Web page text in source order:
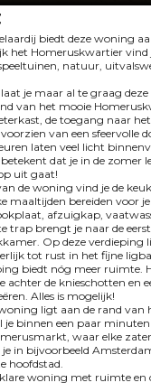
biedt deze woning
het Homeruskwartier
natuur,
laat je maar al te graag
van het mooie
de toegang naar
van een
laten veel licht
dat je in de zomer
uit gaat!
de woning vind je de
maaltijden bereiden voor
afzuigkap,
trap brengt je naar de
Op deze verdieping
tot rust in het fijne
biedt nóg meer ruimte.
de knieschotten en
Alles is mogelijk!
ligt aan de rand van
je binnen een paar
waar elke
in bijvoorbeeld
hoofdstad.
woning met ruimte en